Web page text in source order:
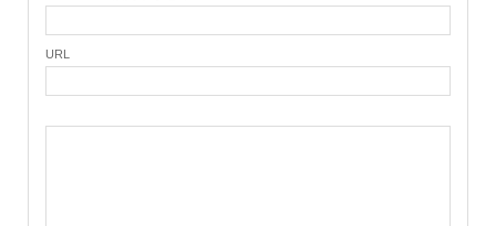
URL